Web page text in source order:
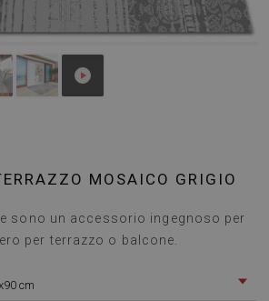
MOSAICO GRIGIO
sono un accessorio ingegnoso per
per terrazzo o balcone.
cm